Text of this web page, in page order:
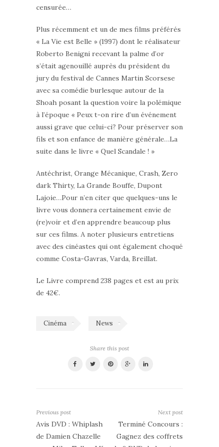
censurée…
Plus récemment et un de mes films préférés
« La Vie est Belle » (1997) dont le réalisateur
Roberto Benigni recevant la palme d’or
s’était agenouillé auprès du président du
jury du festival de Cannes Martin Scorsese
avec sa comédie burlesque autour de la
Shoah posant la question voire la polémique
à l’époque « Peux t-on rire d’un événement
aussi grave que celui-ci? Pour préserver son
fils et son enfance de manière générale…La
suite dans le livre « Quel Scandale ! »
Antéchrist, Orange Mécanique, Crash, Zero
dark Thirty, La Grande Bouffe, Dupont
Lajoie…Pour n’en citer que quelques-uns le
livre vous donnera certainement envie de
(re)voir et d’en apprendre beaucoup plus
sur ces films. A noter plusieurs entretiens
avec des cinéastes qui ont également choqué
comme Costa-Gavras, Varda, Breillat.
Le Livre comprend 238 pages et est au prix
de 42€.
Cinéma News
Share this post
Previous post
Avis DVD : Whiplash
de Damien Chazelle
Next post
Terminé Concours :
Gagnez des coffrets